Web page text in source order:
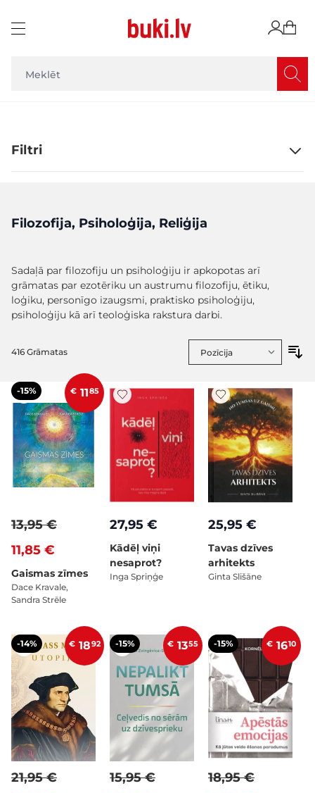
Filtri
Filozofija, Psiholoģija, Reliģija
Sadaļā par filozofiju un psiholoģiju ir apkopotas arī
grāmatas par ezotēriku un austrumu filozofiju, ētiku,
loģiku, personīgo izaugsmi, praktisko psiholoģiju,
psiholoģiju kā arī teoloģiska rakstura darbi.
416 Grāmatas
-15% € 1185
11,85 €
13,95 €
Gaismas zīmes
Dace Kravale,
Sandra Strēle
27,95 €
Kādēļ viņi
nesaprot?
Inga Spriņģe
25,95 €
Tavas dzīves
arhitekts
Ginta Slišāne
-14% € 1892
21,95 €
-15% € 1355
15,95 €
-15% € 1610
18,95 €